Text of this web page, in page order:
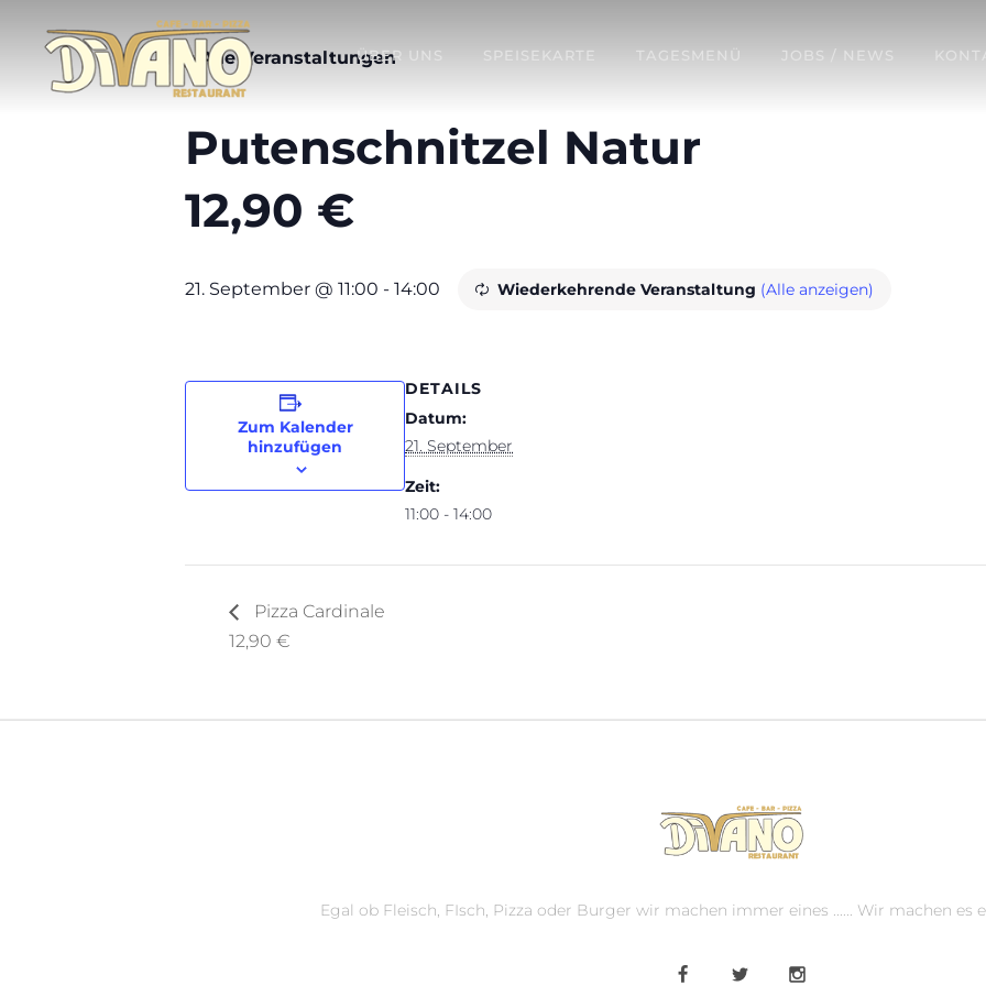
ÜBER UNS SPEISEKARTE TAGESMENÜ JOBS / NEWS
« Alle Veranstaltungen
Putenschnitzel Natur
12,90 €
21. September @ 11:00 - 14:00 Wiederkehrende Veranstaltung (Alle anzeigen)
Zum Kalender
hinzufügen
DETAILS
Datum:
21. September
Zeit:
11:00 - 14:00
Pizza Cardinale
12,90 €
Egal ob Fleisch, FIsch, Pizza oder Burger wir machen immer eines ...... Wir machen es